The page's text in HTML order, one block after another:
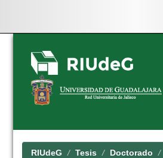
Skip
navigation
RIUdeG Tesis Doctorado